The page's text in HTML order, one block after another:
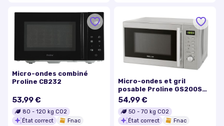
Micro-ondes combiné
Proline CB232
53,99 €
80 - 120 kg CO2
État correct
Fnac
Micro-ondes et gril
posable Proline GS200S
800 W Gris
54,99 €
50 - 70 kg CO2
État correct
Fnac